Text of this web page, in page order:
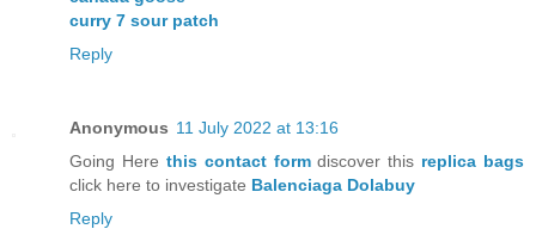
curry 7 sour patch
Reply
Anonymous 11 July 2022 at 13:16
Going Here this contact formdiscover this replica bags
click here to investigate Balenciaga Dolabuy
Reply